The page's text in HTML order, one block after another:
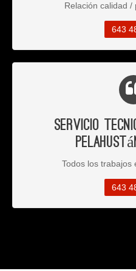
Relación calidad /
643
Servicio
Todos los trabajos
643